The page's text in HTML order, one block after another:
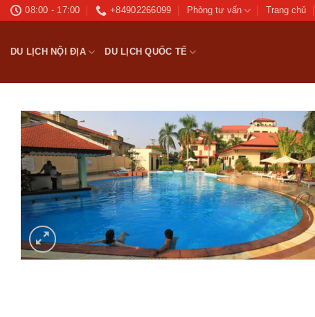
Bỏ
08:00 - 17:00 +84902266099 Phòng tư vấn Trang chủ
DU LỊCH NỘI ĐỊA DU LỊCH QUỐC TẾ